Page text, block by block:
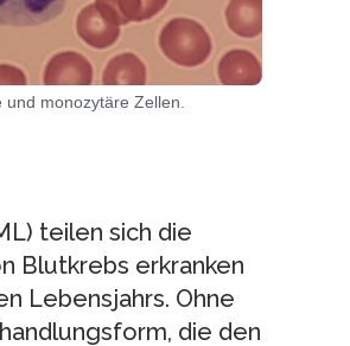
monozytäre Zellen.
teilen sich die
Blutkrebs erkranken
Lebensjahrs. Ohne
die den